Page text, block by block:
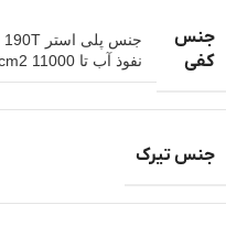
جنس
کفی
نفوذ آب تا mm/cm2 11000 ستون آب
جنس تیرک